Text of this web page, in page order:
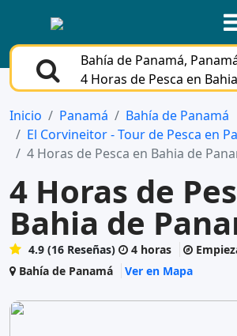
Bahía de Panamá,
4 Horas de Pesca en
Inicio Panamá
Bahía de Panamá
El Corvineitor - Tour de Pesca en
4 Horas de Pesca en Bahia de
4 Horas de
Bahia de
4.9 (16 Reseñas) 4 horas
Bahía de Panamá
Ver en Mapa